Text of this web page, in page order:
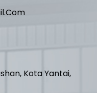
Kota Yantai,